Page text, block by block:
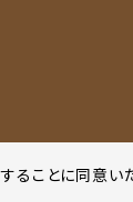
ることに同意い